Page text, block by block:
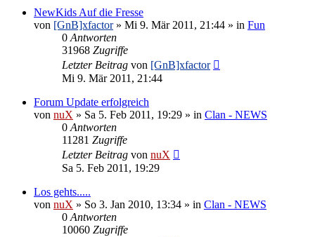
NewKids Auf die Fresse
von [GnB]xfactor» Mi 9. Mär 2011, 21:44 » in Fun
0 Antworten
31968 Zugriffe
Letzter Beitrag von [GnB]xfactor
Mi 9. Mär 2011, 21:44
Forum Update erfolgreich
von nuX » Sa 5. Feb 2011, 19:29 » in Clan - NEWS
0 Antworten
11281 Zugriffe
Letzter Beitrag von nuX
Sa 5. Feb 2011, 19:29
Los gehts.....
von nuX » So 3. Jan 2010, 13:34 » in Clan - NEWS
0 Antworten
10060 Zugriffe